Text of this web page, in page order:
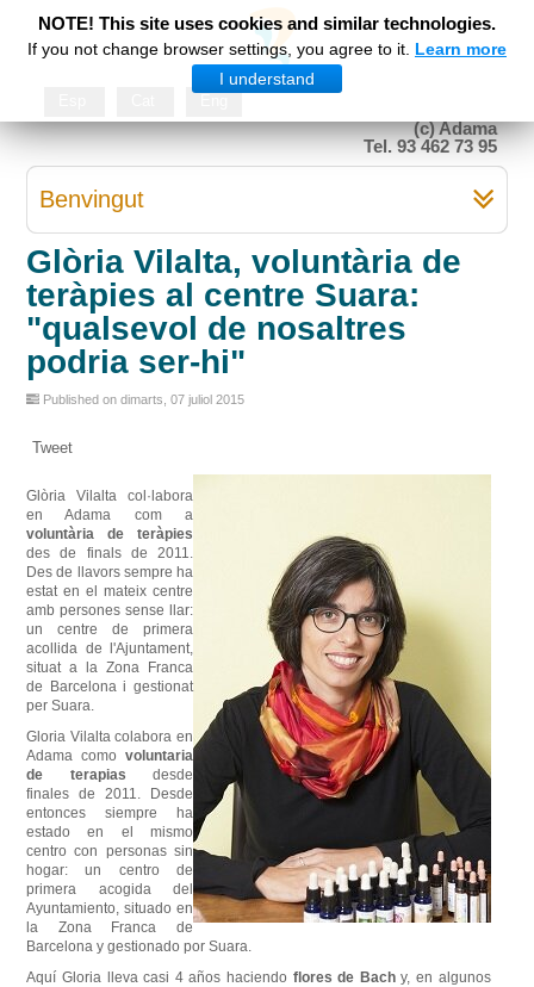
(c) Adama
Tel. 93 462 73 95
NOTE! This site uses cookies and similar technologies.
If you not change browser settings, you agree to it. Learn more
I understand
Benvingut
Glòria Vilalta, voluntària de
teràpies al centre Suara:
"qualsevol de nosaltres
podria ser-hi"
Published on dimarts, 07 juliol 2015
Tweet
Glòria Vilalta
col·labora
en
Adama
com a
voluntària
de teràpies
des de finals
de
2011.
Des de llavors sempre ha
estat en el mateix centre
amb persones sense llar:
un centre
de primera
acollida de l'Ajuntament,
situat a la Zona
Franca
de
Barcelona i gestionat
per Suara
Gloria Vilalta colabora en
Adama como voluntaria
de terapias desde
finales de 2011. Desde
entonces siempre ha
estado en el mismo
centro con personas sin
hogar: un centro de
primera acogida del
Ayuntamiento, situado en
la Zona Franca de
Barcelona y gestionado por Suara.
Aquí Gloria lleva casi 4 años haciendo flores de Bachy, en algunos